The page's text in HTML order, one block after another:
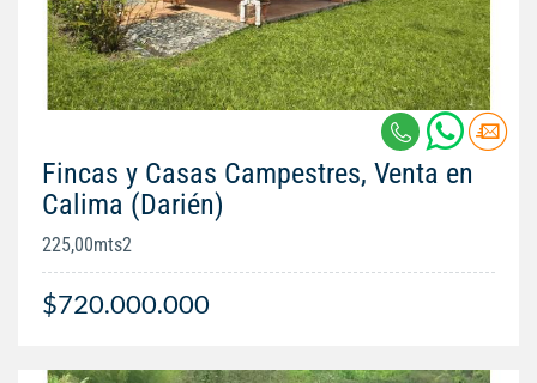
Fincas y Casas Campestres, Venta en
Calima (Darién)
225,00mts2
$720.000.000